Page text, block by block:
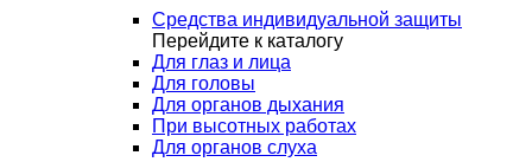
Средства индивидуальной защиты
Перейдите к каталогу
Для глаз и лица
Для головы
Для органов дыхания
При высотных работах
Для органов слуха